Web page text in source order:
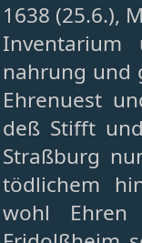
1638 (25.6.),
nahrung und
Ehrenuest
deß Stifft
Straßburg
tödlichem
wohl